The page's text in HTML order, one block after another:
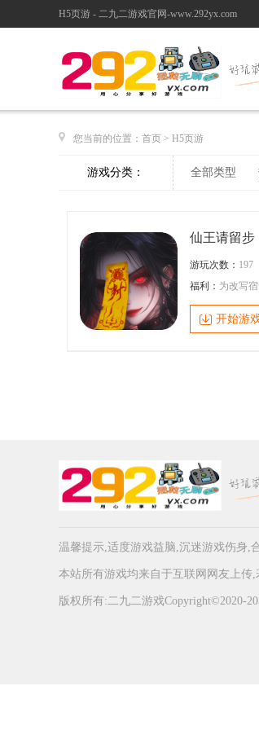
H5页游 - 二九二游戏官网-www.292yx.com
您当前的位置： 首页 > H5页游
游戏分类： 全部类型
仙王请留步
游玩次数： 197
福利： 为改写
阎王的死斗，
术。此举意外
开始游
温馨提示,适度游戏益脑,沉迷游戏伤身,
本站所有游戏均来自于互联网网友上传,
版权所有:二九二游戏Copyright©2020-